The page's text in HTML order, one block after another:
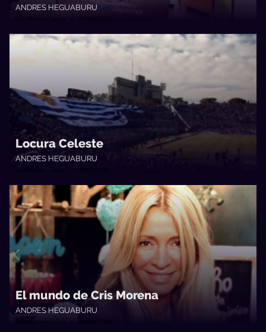
ANDRES HEGUABURU
Los Mismos Locos • 26/06/2024
Locura Celeste
ANDRES HEGUABURU
Los Mismos Locos • 19/06/2024
El mundo de Cris Morena
ANDRES HEGUABURU
Los Mismos Locos • 13/06/2024